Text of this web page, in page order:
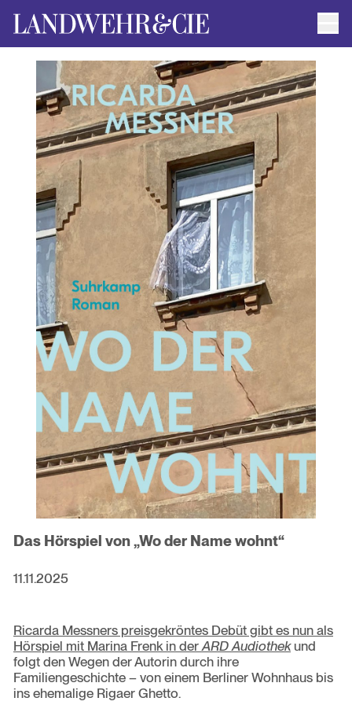
AUTOR*INNEN
AKTUELLE TITEL
FILMRECHTE
ANFRAGEN / IMPRESSUM
Das Hörspiel von „Wo der Name wohnt“
11.11.2025
Ricarda Messners preisgekröntes Debüt gibt es nun als
Hörspiel mit Marina Frenk in der ARD Audiothek und
folgt den Wegen der Autorin durch ihre
Familiengeschichte – von einem Berliner Wohnhaus bis
ins ehemalige Rigaer Ghetto.